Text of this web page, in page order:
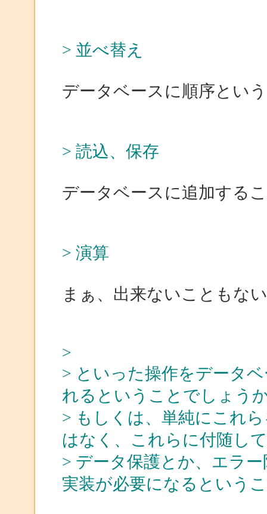
> 並べ替え
データベースに順序とい
> 読込、保存
データベースに追加する
> 演算
まぁ、出来ないこともな
>
> といった操作をデータ
れるということでしょう
> もしくは、単純にこれ
はなく、これらに付随し
> データ保護とか、エラ
実装が必要になるという